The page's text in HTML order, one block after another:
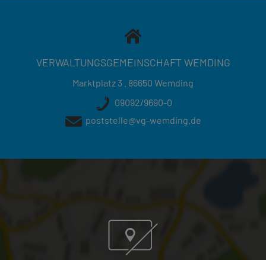
VERWALTUNGSGEMEINSCHAFT WEMDING
Marktplatz 3 . 86650 Wemding
09092/9690-0
poststelle@vg-wemding.de